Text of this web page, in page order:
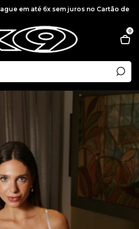
juros no Cartão de Crédito
0